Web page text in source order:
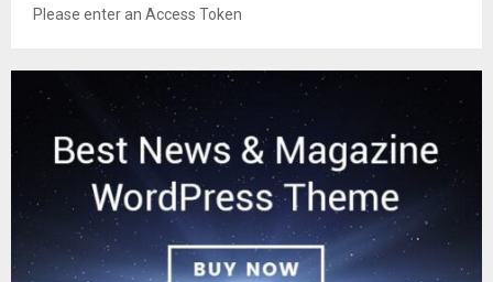
Please enter an Access Token